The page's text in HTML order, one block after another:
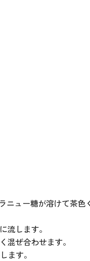
ニュー糖が溶けて茶
流します。
混ぜ合わせます。
ます。